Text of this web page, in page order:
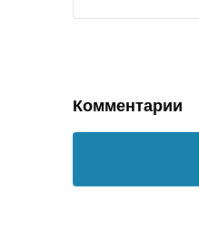
Комментарии